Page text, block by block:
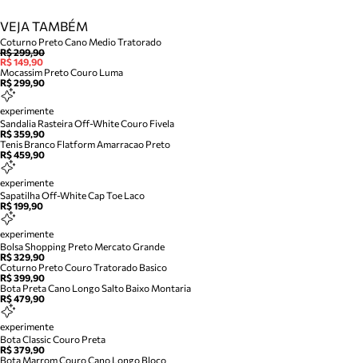
VEJA TAMBÉM
Coturno Preto Cano Medio Tratorado
R$ 299,90
R$ 149,90
Mocassim Preto Couro Luma
R$ 299,90
experimente
Sandalia Rasteira Off-White Couro Fivela
R$ 359,90
Tenis Branco Flatform Amarracao Preto
R$ 459,90
experimente
Sapatilha Off-White Cap Toe Laco
R$ 199,90
experimente
Bolsa Shopping Preto Mercato Grande
R$ 329,90
Coturno Preto Couro Tratorado Basico
R$ 399,90
Bota Preta Cano Longo Salto Baixo Montaria
R$ 479,90
experimente
Bota Classic Couro Preta
R$ 379,90
Bota Marrom Couro Cano Longo Bloco